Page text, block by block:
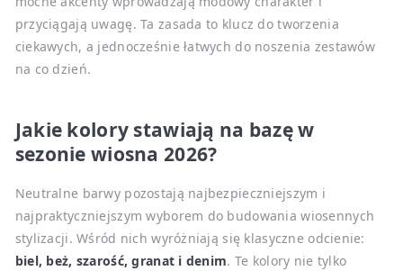
przyciągają uwagę. Ta zasada to klucz do tworzenia
ciekawych, a jednocześnie łatwych do noszenia zestawów
na co dzień.
Jakie kolory stawiają na bazę w
sezonie wiosna 2026?
Neutralne barwy pozostają najbezpieczniejszym i
najpraktyczniejszym wyborem do budowania wiosennych
stylizacji. Wśród nich wyróżniają się klasyczne odcienie:
biel, beż, szarość, granat i denim. Te kolory nie tylko